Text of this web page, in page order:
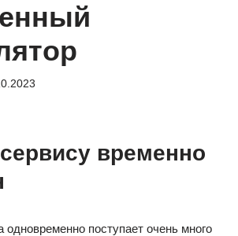
временно
поступает очень много